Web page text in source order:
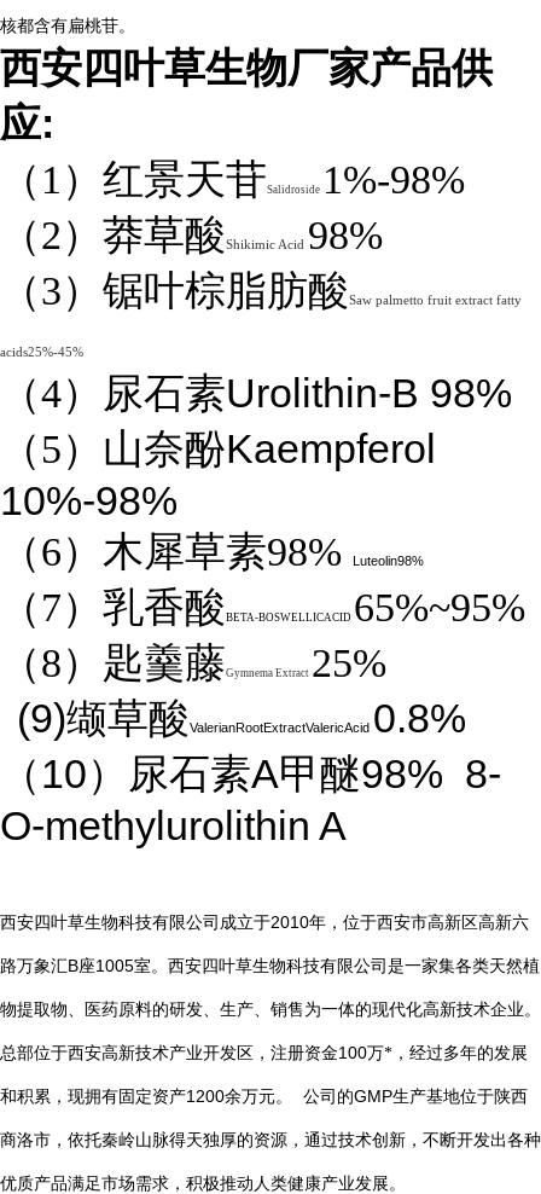
核都含有扁桃苷。
西安四叶草生物厂家产品供
应:
（1）红景天苷Salidroside 1%-98%
（2）莽草酸Shikimic Acid 98%
（3）锯叶棕脂肪酸Saw palmetto fruit extract fatty
acids25%-45%
（4） 尿石素Urolithin-B 98%
（5）山奈酚Kaempferol
10%-98%
（6）木犀草素98% Luteolin98%
（7）乳香酸 BETA-BOSWELLICACID 65%~95%
（8）匙羹藤Gymnema Extract 25%
(9)缬草酸ValerianRootExtractValericAcid 0.8%
（10）尿石素A甲醚98% 8-
O-methylurolithin A
西安四叶草生物科技有限公司成立于2010年，位于西安市高新区高新六
路万象汇B座1005室。西安四叶草生物科技有限公司是一家集各类天然植
物提取物、医药原料的研发、生产、销售为一体的现代化高新技术企业。
总部位于西安高新技术产业开发区，注册资金100万*，经过多年的发展
和积累，现拥有固定资产1200余万元。 公司的GMP生产基地位于陕西
商洛市，依托秦岭山脉得天独厚的资源，通过技术创新，不断开发出各种
优质产品满足市场需求，积极推动人类健康产业发展。